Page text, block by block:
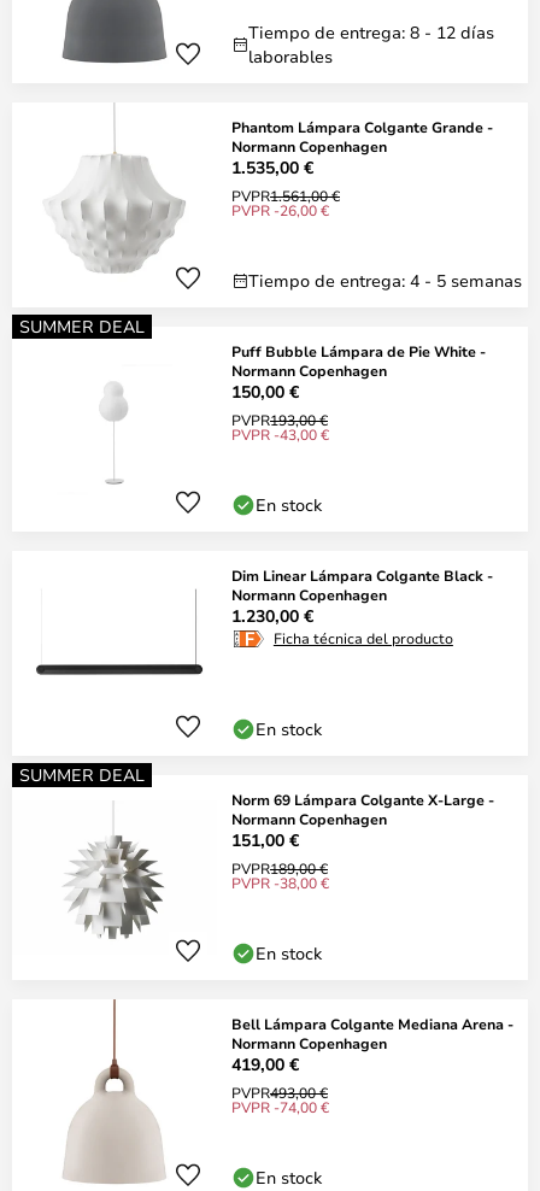
Tiempo de entrega: 8 - 12 días
laborables
Phantom Lámpara Colgante Grande -
Normann Copenhagen
1.535,00 €
PVPR1.561,00 €
PVPR -26,00 €
Tiempo de entrega: 4 - 5 semanas
SUMMER DEAL
Puff Bubble Lámpara de Pie White -
Normann Copenhagen
150,00 €
PVPR193,00 €
PVPR -43,00 €
En stock
Dim Linear Lámpara Colgante Black -
Normann Copenhagen
1.230,00 €
Ficha técnica del producto
En stock
SUMMER DEAL
Norm 69 Lámpara Colgante X-Large -
Normann Copenhagen
151,00 €
PVPR189,00 €
PVPR -38,00 €
En stock
Bell Lámpara Colgante Mediana Arena -
Normann Copenhagen
419,00 €
PVPR493,00 €
PVPR -74,00 €
En stock